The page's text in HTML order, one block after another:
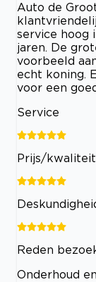
Auto de
service hoog
jaren. De
voorbeeld
echt koning.
voor een
Service
Prijs/kwaliteit
Reden
Onderhoud